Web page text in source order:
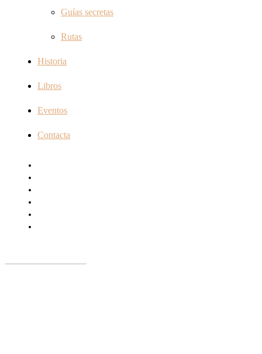
Guías secretas
Rutas
Historia
Libros
Eventos
Contacta